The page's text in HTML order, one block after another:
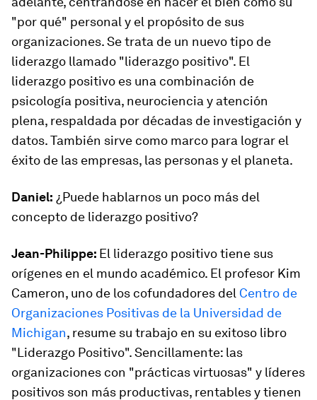
"por qué" personal y el propósito de sus
organizaciones. Se trata de un nuevo tipo de
liderazgo llamado "liderazgo positivo". El
liderazgo positivo es una combinación de
psicología positiva, neurociencia y atención
plena, respaldada por décadas de investigación y
datos. También sirve como marco para lograr el
éxito de las empresas, las personas y el planeta.
Daniel: ¿Puede hablarnos un poco más del
concepto de liderazgo positivo?
Jean-Philippe: El liderazgo positivo tiene sus
orígenes en el mundo académico. El profesor Kim
Cameron, uno de los cofundadores del Centro de
Organizaciones Positivas de la Universidad de
Michigan, resume su trabajo en su exitoso libro
"Liderazgo Positivo". Sencillamente: las
organizaciones con "prácticas virtuosas" y líderes
positivos son más productivas, rentables y tienen